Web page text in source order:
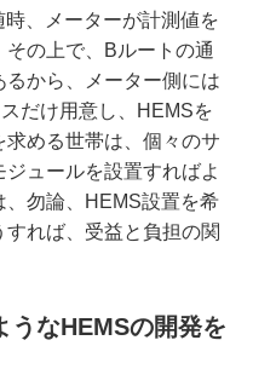
、メーターが計測値を
の上で、Bルートの通
から、メーター側には
だけ用意し、HEMSを
める世帯は、個々のサ
ュールを設置すればよ
勿論、HEMS設置を希
れば、受益と負担の関
うなHEMSの開発を